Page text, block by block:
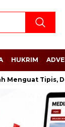
HUKRIM
Tipis, Dolar AS